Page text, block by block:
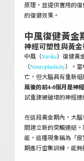
原理，並提供實用的
的復健效果。
中風復健黃金
神經可塑性與黃
中風（Stroke）復健黃
（Neuroplasticity）。
亡，但大腦具有重新
風後的前4-6個月是神
試重建被破壞的神經
在這段黃金期內，大
間建立新的突觸連結
能，這種現象稱為「
期進行密集訓練，能